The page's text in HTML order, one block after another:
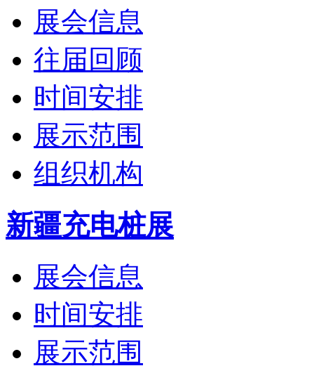
展会信息
往届回顾
时间安排
展示范围
组织机构
新疆充电桩展
展会信息
时间安排
展示范围